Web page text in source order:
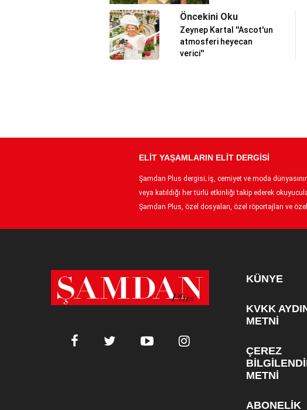
Öncekini Oku
Zeynep Kartal ''Ascot'un
atmosferi heyecan
verici''
ELİT YAŞAMLARIN ELİT DERGİSİ
Şamdan Plus dergisi; iş, cemiyet ve moda
veya katıldığı her türlü etkinliği takip ederek
Şamdan Plus, özel dosyaları, özel röportajları ve
KÜNYE
KVKK
METNİ
ÇEREZ
METNİ
ABONELİK